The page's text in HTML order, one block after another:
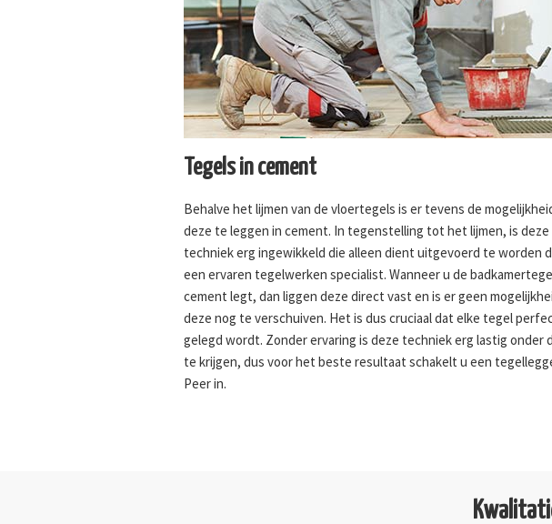
Tegels in cement
Behalve het lijmen van de vloertegels is er tevens de
deze te leggen in cement. In tegenstelling tot het lijmen, is deze
techniek erg ingewikkeld die alleen dient uitgevoerd te worden
een ervaren tegelwerken specialist. Wanneer u de
cement legt, dan liggen deze direct vast en is er geen
deze nog te verschuiven. Het is dus cruciaal dat elke tegel
gelegd wordt. Zonder ervaring is deze techniek erg lastig onder
te krijgen, dus voor het beste resultaat schakelt u een
Peer in.